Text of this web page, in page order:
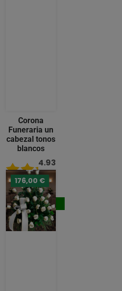
Corona
Funeraria un
cabezal tonos
blancos
4.93
/ 5
221,00 €
Comprar
176,00 €